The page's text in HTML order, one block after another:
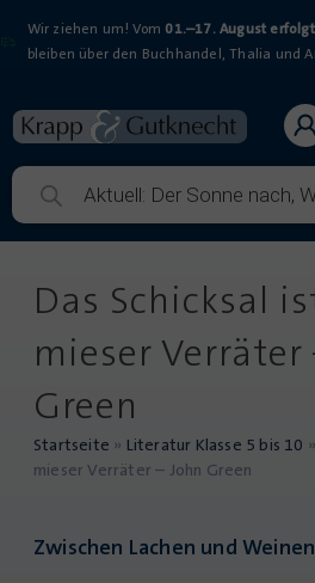
Wir ziehen um! Vom 01.–17. August
bleiben über den Buchhandel, Thalia und
Das Schicksal
mieser Verräter
Green
Startseite » Literatur Klasse 5 bis 10 »
mieser Verräter – John Green
Zwischen Lachen und Weinen